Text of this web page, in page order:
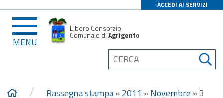
ACCEDI AI SERVIZI
MENU
Libero Consorzio
Comunale diAgrigento
/ Rassegna stampa»2011 »Novembre »3